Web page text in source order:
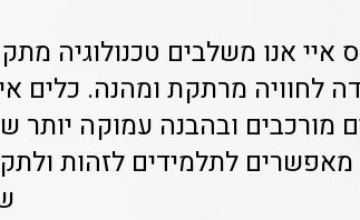
איי אנו משלבים טכנולוגיה
לחוויה מרתקת ומהנה. כלים
מורכבים ובהבנה עמוקה יותר
מאפשרים לתלמידים לזהות